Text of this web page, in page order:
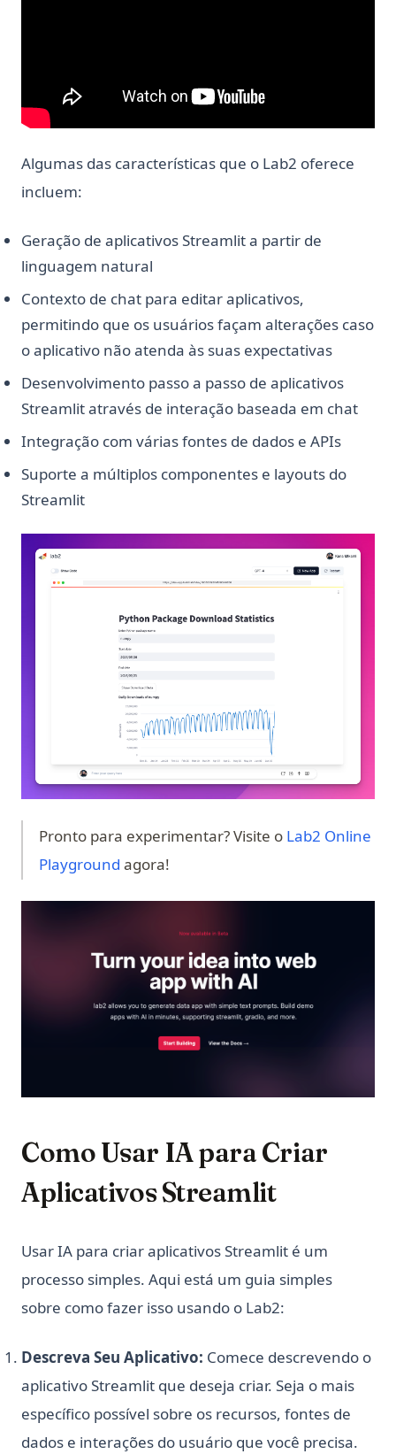
Algumas das características que o Lab2 oferece
incluem:
Geração de aplicativos Streamlit a partir de
linguagem natural
Contexto de chat para editar aplicativos,
permitindo que os usuários façam alterações caso
o aplicativo não atenda às suas expectativas
Desenvolvimento passo a passo de aplicativos
Streamlit através de interação baseada em chat
Integração com várias fontes de dados e APIs
Suporte a múltiplos componentes e layouts do
Streamlit
Pronto para experimentar? Visite o Lab2 Online
Playground(opens in a new tab)
agora!
Como Usar IA para Criar
Aplicativos Streamlit
Usar IA para criar aplicativos Streamlit é um
processo simples. Aqui está um guia simples
sobre como fazer isso usando o Lab2:
Descreva Seu Aplicativo: Comece descrevendo o
aplicativo Streamlit que deseja criar. Seja o mais
específico possível sobre os recursos, fontes de
dados e interações do usuário que você precisa.